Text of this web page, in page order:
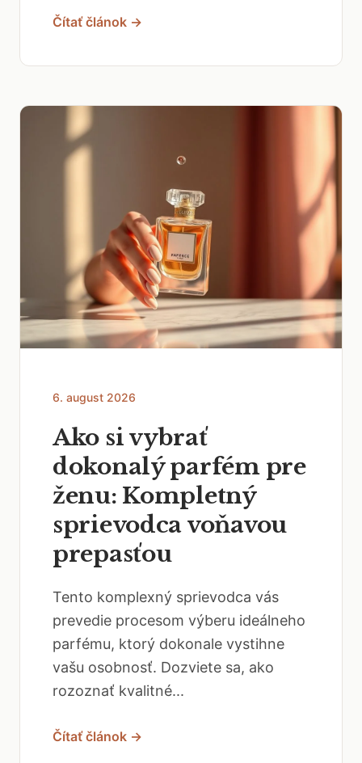
Čítať článok →
6. august 2026
Ako si vybrať
dokonalý parfém pre
ženu: Kompletný
sprievodca voňavou
prepasťou
Tento komplexný sprievodca vás
prevedie procesom výberu ideálneho
parfému, ktorý dokonale vystihne
vašu osobnosť. Dozviete sa, ako
rozoznať kvalitné...
Čítať článok →